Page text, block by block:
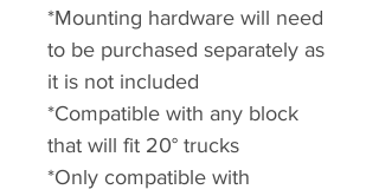
*Mounting hardware will need
to be purchased separately as
it is not included
*Compatible with any block
that will fit 20° trucks
*Only compatible with